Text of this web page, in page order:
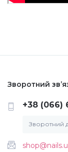
Зворотний
+38 (066)
Зворотний